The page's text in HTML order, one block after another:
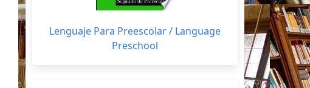
Lenguaje Para Preescolar / Language
Preschool